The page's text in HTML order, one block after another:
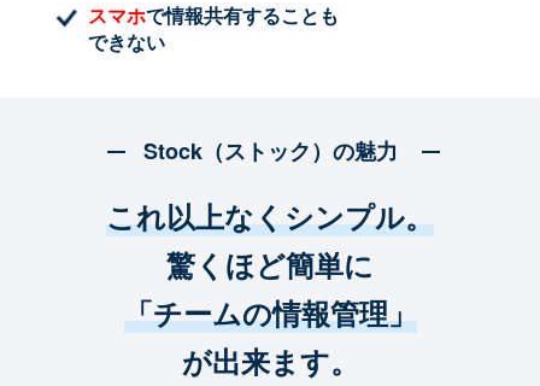
スマホで情報共有することも
できない
Stock（ストック）の魅力
これ以上なくシンプル。
驚くほど簡単に
「チームの情報管理」
が出来ます。